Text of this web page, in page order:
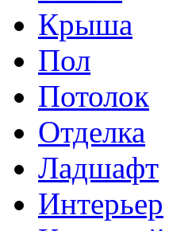
Крыша
Пол
Потолок
Отделка
Ладшафт
Интерьер